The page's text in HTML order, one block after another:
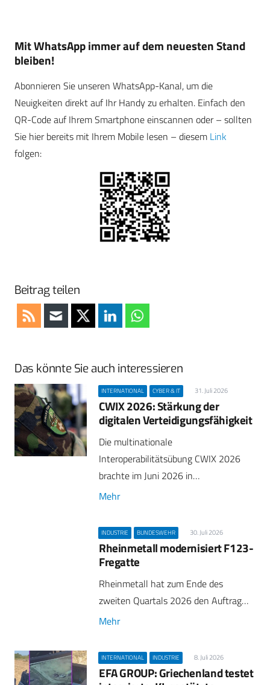
Mit WhatsApp immer auf dem neuesten Stand
bleiben!
Abonnieren Sie unseren WhatsApp-Kanal, um die
Neuigkeiten direkt auf Ihr Handy zu erhalten. Einfach den
QR-Code auf Ihrem Smartphone einscannen oder – sollten
Sie hier bereits mit Ihrem Mobile lesen – diesem Link
folgen:
Beitrag teilen
Das könnte Sie auch interessieren
INTERNATIONAL CYBER & IT 31. Juli 2026
CWIX 2026: Stärkung der
digitalen Verteidigungsfähigkeit
Die multinationale
Interoperabilitätsübung CWIX 2026
brachte im Juni 2026 in…
Mehr
INDUSTRIE BUNDESWEHR 30. Juli 2026
Rheinmetall modernisiert F123-
Fregatte
Rheinmetall hat zum Ende des
zweiten Quartals 2026 den Auftrag…
Mehr
INTERNATIONAL INDUSTRIE 8. Juli 2026
EFA GROUP: Griechenland testet